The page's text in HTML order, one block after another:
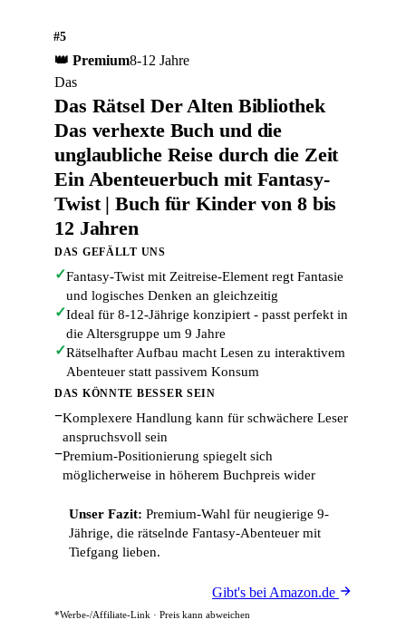
#5
👑 Premium8-12 Jahre
Das
Das Rätsel Der Alten Bibliothek
Das verhexte Buch und die
unglaubliche Reise durch die Zeit
Ein Abenteuerbuch mit Fantasy-
Twist | Buch für Kinder von 8 bis
12 Jahren
DAS GEFÄLLT UNS
✓Fantasy-Twist mit Zeitreise-Element regt Fantasie
und logisches Denken an gleichzeitig
✓Ideal für 8-12-Jährige konzipiert - passt perfekt in
die Altersgruppe um 9 Jahre
✓Rätselhafter Aufbau macht Lesen zu interaktivem
Abenteuer statt passivem Konsum
DAS KÖNNTE BESSER SEIN
−Komplexere Handlung kann für schwächere Leser
anspruchsvoll sein
−Premium-Positionierung spiegelt sich
möglicherweise in höherem Buchpreis wider
Unser Fazit: Premium-Wahl für neugierige 9-
Jährige, die rätselnde Fantasy-Abenteuer mit
Tiefgang lieben.
Gibt's bei Amazon.de
*Werbe-/Affiliate-Link · Preis kann abweichen